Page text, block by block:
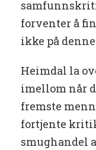
forventer å
ikke på
Heimdal la
imellom når
fremste
fortjente
smughandel